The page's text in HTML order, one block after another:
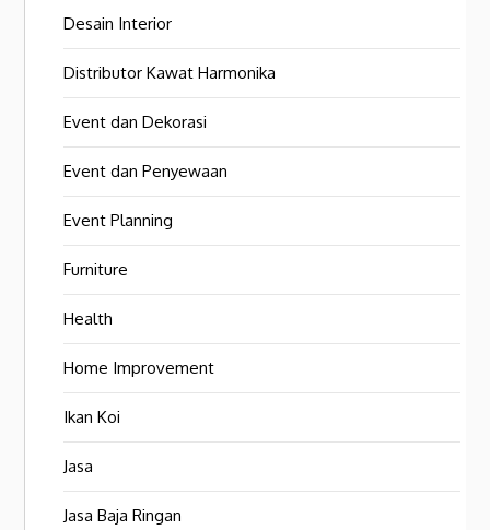
Desain Interior
Distributor Kawat Harmonika
Event dan Dekorasi
Event dan Penyewaan
Event Planning
Furniture
Health
Home Improvement
Ikan Koi
Jasa
Jasa Baja Ringan